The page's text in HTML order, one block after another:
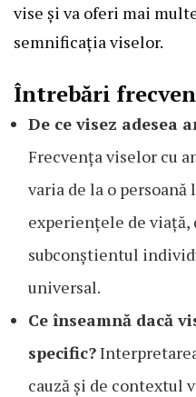
vise și va oferi mai
semnificația viselor.
Întrebări
De ce visez adesea
Frecvența viselor cu
varia de la o persoană
experiențele de
subconștientul
universal.
Ce înseamnă dacă
specific?
cauză și de contextul